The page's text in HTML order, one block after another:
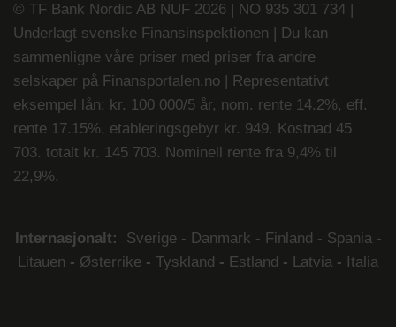
© TF Bank Nordic AB NUF 2026 | NO 935 301 734 |
Underlagt svenske Finansinspektionen | Du kan
sammenligne våre priser med priser fra andre
selskaper på Finansportalen.no | Representativt
eksempel lån: kr. 100 000/5 år, nom. rente 14.2%, eff.
rente 17.15%, etableringsgebyr kr. 949. Kostnad 45
703. totalt kr. 145 703. Nominell rente fra 9,4% til
22,9%.
Internasjonalt: Sverige- Danmark - Finland - Spania-
Litauen - Østerrike - Tyskland - Estland - Latvia - Italia